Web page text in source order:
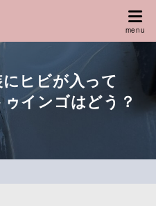
ヒビが入って
インゴはどう？